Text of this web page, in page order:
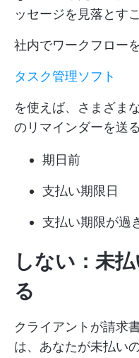
ッセージを見落とす
社内でワークフロー
タスク管理ソフト
を使えば、さまざま
のリマインダーを送
期日前
支払い期限日
支払い期限が過
しない：未
る
クライアントが請求
は、あなたが未払い